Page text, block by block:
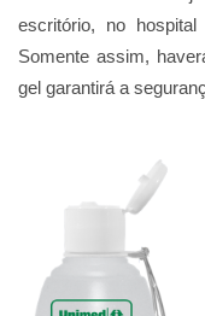
escritório, no
Somente assim,
gel garantirá a